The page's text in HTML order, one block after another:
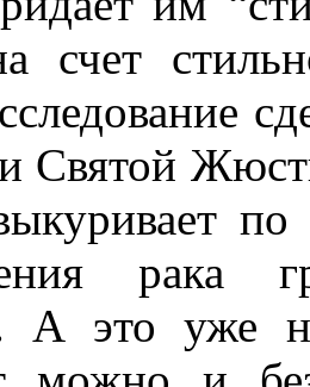
счет
Святой
по
рака
А это уже